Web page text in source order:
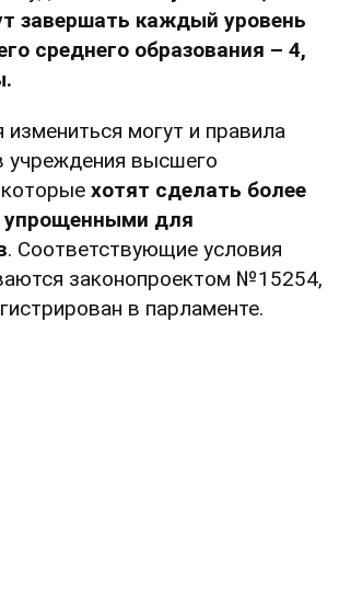
завершать каждый уровень
среднего образования – 4,
.
могут и правила
учреждения высшего
хотят сделать более
для
. Соответствующие условия
законопроектом №15254,
в парламенте.